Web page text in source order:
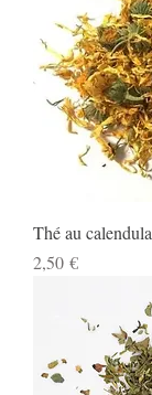
Thé au calendula
Prix
2,50 €